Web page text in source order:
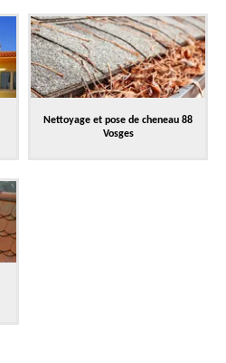
Nettoyage et pose de cheneau 88
Vosges